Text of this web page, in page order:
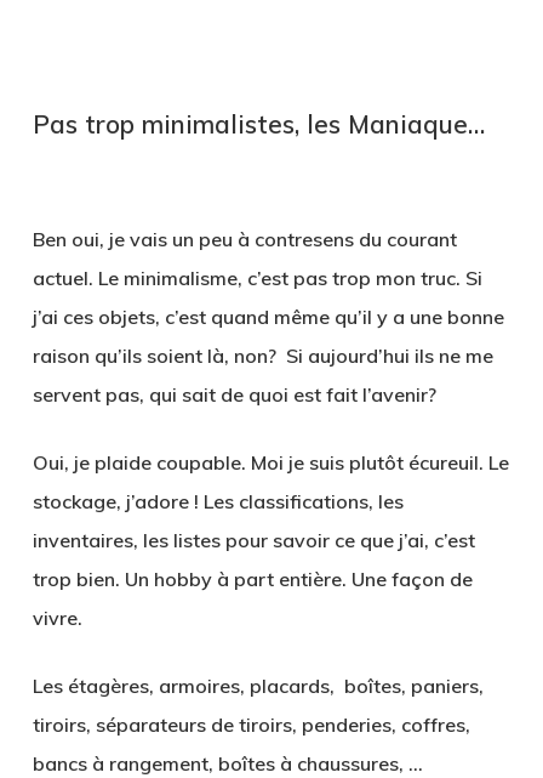
Pas trop minimalistes, les Maniaque…
Ben oui, je vais un peu à contresens du courant
actuel. Le minimalisme, c’est pas trop mon truc. Si
j’ai ces objets, c’est quand même qu’il y a une bonne
raison qu’ils soient là, non? Si aujourd’hui ils ne me
servent pas, qui sait de quoi est fait l’avenir?
Oui, je plaide coupable. Moi je suis plutôt écureuil. Le
stockage, j’adore ! Les classifications, les
inventaires, les listes pour savoir ce que j’ai, c’est
trop bien. Un hobby à part entière. Une façon de
vivre.
Les étagères, armoires, placards, boîtes, paniers,
tiroirs, séparateurs de tiroirs, penderies, coffres,
bancs à rangement, boîtes à chaussures, …